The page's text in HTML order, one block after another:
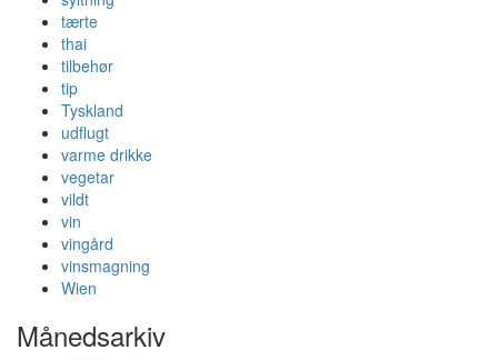
tærte
thai
tilbehør
tip
Tyskland
udflugt
varme drikke
vegetar
vildt
vin
vingård
vinsmagning
Wien
Månedsarkiv